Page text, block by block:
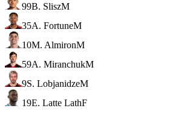
99B. SliszM
35A. FortuneM
10M. AlmironM
59A. MiranchukM
9S. LobjanidzeM
19E. Latte LathF